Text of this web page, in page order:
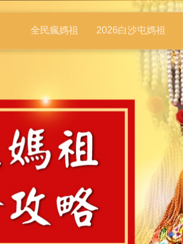
全民瘋媽祖 2026白沙屯媽祖